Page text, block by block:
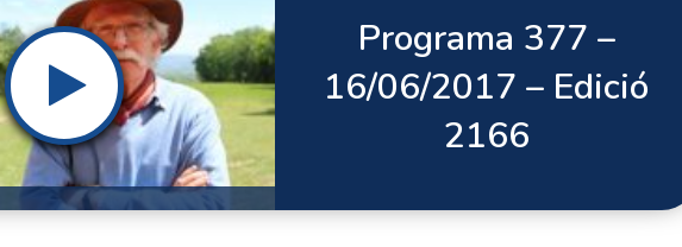
Programa 377 –
16/06/2017 – Edició
2166